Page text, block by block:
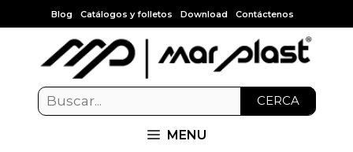
Blog Catálogos y folletos Download Contáctenos
CERCA
MENU